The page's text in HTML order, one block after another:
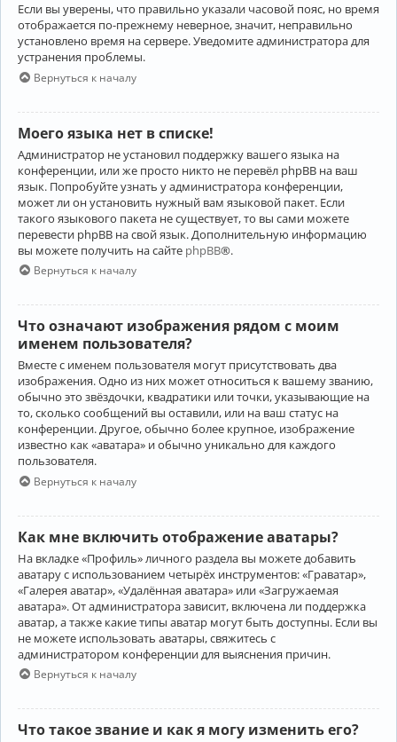
Если вы уверены, что правильно указали часовой пояс, но время
отображается по-прежнему неверное, значит, неправильно
установлено время на сервере. Уведомите администратора для
устранения проблемы.
Вернуться к началу
Моего языка нет в списке!
Администратор не установил поддержку вашего языка на
конференции, или же просто никто не перевёл phpBB на ваш
язык. Попробуйте узнать у администратора конференции,
может ли он установить нужный вам языковой пакет. Если
такого языкового пакета не существует, то вы сами можете
перевести phpBB на свой язык. Дополнительную информацию
вы можете получить на сайте phpBB®.
Вернуться к началу
Что означают изображения рядом с моим
именем пользователя?
Вместе с именем пользователя могут присутствовать два
изображения. Одно из них может относиться к вашему званию,
обычно это звёздочки, квадратики или точки, указывающие на
то, сколько сообщений вы оставили, или на ваш статус на
конференции. Другое, обычно более крупное, изображение
известно как «аватара» и обычно уникально для каждого
пользователя.
Вернуться к началу
Как мне включить отображение аватары?
На вкладке «Профиль» личного раздела вы можете добавить
аватару с использованием четырёх инструментов: «Граватар»,
«Галерея аватар», «Удалённая аватара» или «Загружаемая
аватара». От администратора зависит, включена ли поддержка
аватар, а также какие типы аватар могут быть доступны. Если вы
не можете использовать аватары, свяжитесь с
администратором конференции для выяснения причин.
Вернуться к началу
Что такое звание и как я могу изменить его?